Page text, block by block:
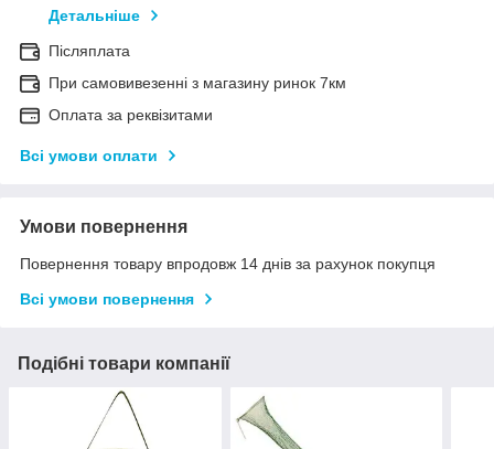
Детальніше
Післяплата
При самовивезенні з магазину ринок 7км
Оплата за реквізитами
Всі умови оплати
Умови повернення
Повернення товару впродовж 14 днів за рахунок покупця
Всі умови повернення
Подібні товари компанії